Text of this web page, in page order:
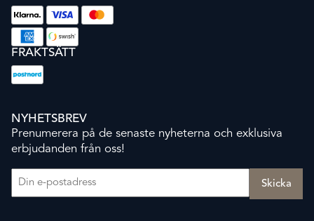
FRAKTSÄTT
NYHETSBREV
Prenumerera på de senaste nyheterna och exklusiva
erbjudanden från oss!